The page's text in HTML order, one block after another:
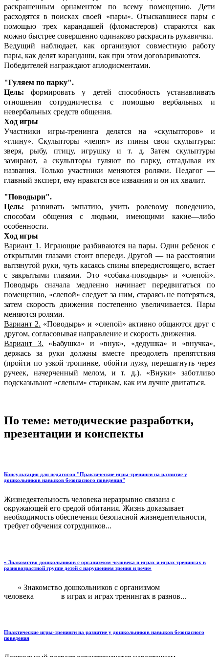
раскрашенным орнаментом по всему помещению. Дети
расходятся в поисках своей «пары». Отыскавшиеся пары с
помощью трех карандашей (фломастеров) стараются как
можно быстрее совершенно одинаково раскрасить рукавички.
Ведущий наблюдает, как организуют совместную работу
пары, как делят карандаши, как при этом договариваются.
Победителей награждают аплодисментами.
"Гуляем по парку".
Цель: формировать у детей способность устанавливать
отношения сотрудничества с помощью вербальных и
невербальных средств общения.
Ход игры
Участники игры-тренинга делятся на «скульпторов» и
«глину». Скульпторы «лепят» из глины свои скульптуры:
зверя, рыбу, птицу, игрушку и т. д. Затем скульптуры
замирают, а скульпторы гуляют по парку, отгадывая их
названия. Только участники меняются ролями. Педагог —
главный эксперт, ему нравятся все изваяния и он их хвалит.
"Поводыри".
Цель: развивать эмпатию, учить ролевому поведению,
способам общения с людьми, имеющими какие—либо
особенности.
Ход игры
Вариант 1. Играющие разбиваются на пары. Один ребенок с
открытыми глазами стоит впереди. Другой — на расстоянии
вытянутой руки, чуть касаясь спины впередистоящего, встает
с закрытыми глазами. Это «собака-поводырь» и «слепой».
Поводырь сначала медленно начинает передвигатъся по
помещению, «слепой» следует за ним, стараясь не потеряться,
затем скорость движения постепенно увеличивается. Пары
меняются ролями.
Вариант 2. «Поводырь» и «слепой» активно общаются друг с
другом, согласовывая направление и скорость движения.
Вариант 3. «Бабушка» и «внук», «дедушка» и «внучка»,
держась за руки должны вместе преодолеть препятствия
(пройти по узкой тропинке, обойти лужу, перешагнуть через
ручеек, начерченный мелом, и т. д.). «Внуки» заботливо
подсказывают «слепым» старикам, как им лучше двигаться.
По теме: методические разработки,
презентации и конспекты
Консультация для педагогов "Практические игры-тренинги на развитие у
дошкольников навыков безопасного поведения"
Жизнедеятельность человека неразрывно связана с
окружающей его средой обитания. Жизнь доказывает
необходимость обеспечения безопасной жизнедеятельности,
требует обучения сотрудников...
« Знакомство дошкольников с организмом человека в играх и играх тренингах в
разновозрастной группе детей с нарушением зрения и речи»
« Знакомство дошкольников с организмом
человека в играх и играх тренингах в разнов...
Практические игры-тренинги на развитие у дошкольников навыков безопасного
поведения